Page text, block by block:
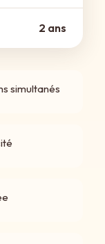
2 ans
simultanés